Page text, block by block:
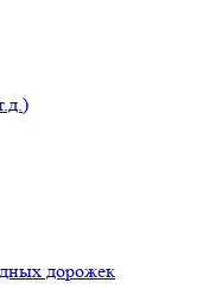
дорожек